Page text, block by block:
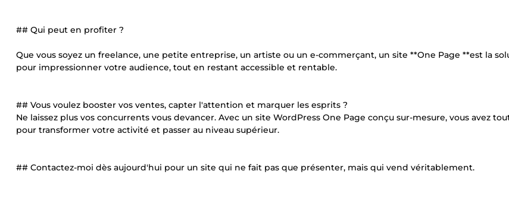
## Qui peut en profiter ?
Que vous soyez un freelance, une petite entreprise, un artiste ou un e-commerçant, un site **One Page **est la
pour impressionner votre audience, tout en restant accessible et rentable.
## Vous voulez booster vos ventes, capter l'attention et marquer les esprits ?
Ne laissez plus vos concurrents vous devancer. Avec un site WordPress One Page conçu sur-mesure, vous avez
pour transformer votre activité et passer au niveau supérieur.
## Contactez-moi dès aujourd'hui pour un site qui ne fait pas que présenter, mais qui vend véritablement.